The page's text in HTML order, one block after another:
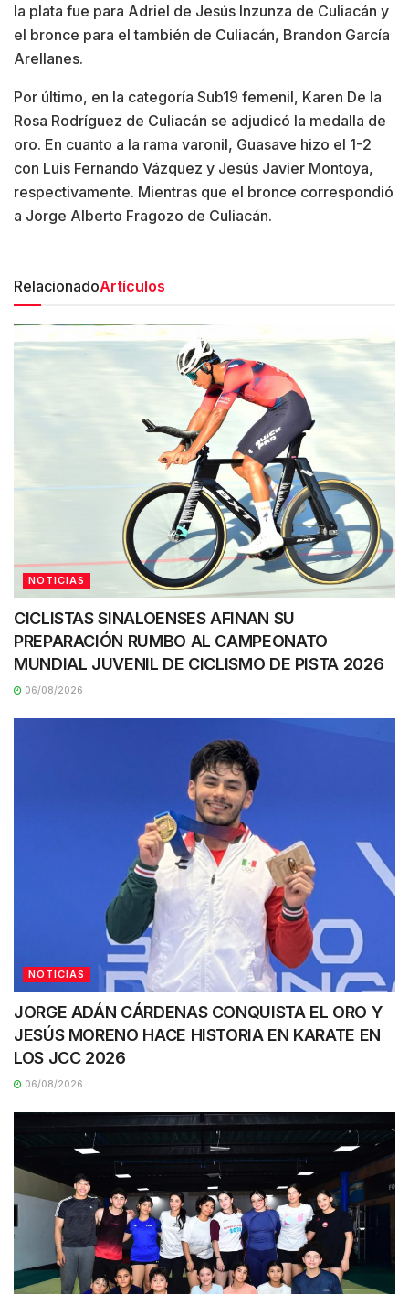
la plata fue para Adriel de Jesús Inzunza de Culiacán y
el bronce para el también de Culiacán, Brandon García
Arellanes.
Por último, en la categoría Sub19 femenil, Karen De la
Rosa Rodríguez de Culiacán se adjudicó la medalla de
oro. En cuanto a la rama varonil, Guasave hizo el 1-2
con Luis Fernando Vázquez y Jesús Javier Montoya,
respectivamente. Mientras que el bronce correspondió
a Jorge Alberto Fragozo de Culiacán.
RelacionadoArtículos
NOTICIAS
CICLISTAS SINALOENSES AFINAN SU
PREPARACIÓN RUMBO AL CAMPEONATO
MUNDIAL JUVENIL DE CICLISMO DE PISTA 2026
06/08/2026
NOTICIAS
JORGE ADÁN CÁRDENAS CONQUISTA EL ORO Y
JESÚS MORENO HACE HISTORIA EN KARATE EN
LOS JCC 2026
06/08/2026